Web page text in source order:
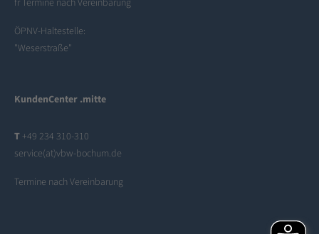
fr Termine nach Vereinbarung
ÖPNV-Haltestelle:
"Weserstraße"
KundenCenter .mitte
T +49 234 310-310
service(at)vbw-bochum.de
Termine nach Vereinbarung